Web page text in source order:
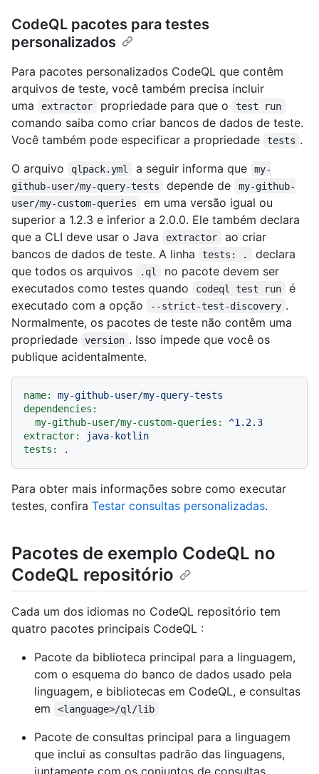
CodeQL pacotes para testes
personalizados
Para pacotes personalizados CodeQL que contêm
arquivos de teste, você também precisa incluir
uma
extractor propriedade para que o test run
comando saiba como criar bancos de dados de teste.
Você também pode especificar a propriedade
tests .
O arquivo
qlpack.yml a seguir informa que
my-
github-user/my-query-tests
depende de
my-github-
user/my-custom-queries
em uma versão igual ou
superior a 1.2.3 e inferior a 2.0.0. Ele também declara
que a CLI deve usar o Java
extractor
ao criar
bancos de dados de teste. A linha
tests: .
declara
que todos os arquivos
.ql
no pacote devem ser
executados como testes quando
codeql test run
é
executado com a opção
--strict-test-discovery .
Normalmente, os pacotes de teste não contêm uma
propriedade
version . Isso impede que você os
publique acidentalmente.
name:
my-github-user/my-query-tests
dependencies:
my-github-user/my-custom-queries:
^1.2.3
extractor:
java-kotlin
tests:
.
Para obter mais informações sobre como executar
testes, confira Testar consultas personalizadas.
Pacotes de exemplo CodeQL no
CodeQL repositório
Cada um dos idiomas no CodeQL repositório tem
quatro pacotes principais CodeQL :
Pacote da biblioteca principal para a linguagem,
com o esquema do banco de dados usado pela
linguagem, e bibliotecas em CodeQL, e consultas
em
<language>/ql/lib
Pacote de consultas principal para a linguagem
que inclui as consultas padrão das linguagens,
juntamente com os conjuntos de consultas